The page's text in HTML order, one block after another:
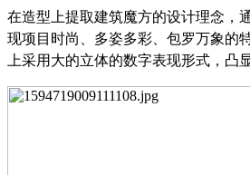
在造型上提取建筑魔方的设计理念，
现项目时尚、多姿多彩、包罗万象的
上采用大的立体的数字表现形式，凸